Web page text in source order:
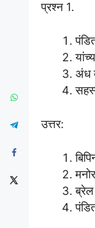
प्रश्न 1.
अंध
उत्तर:
ब्रेल